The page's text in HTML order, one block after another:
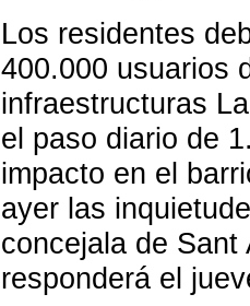
Los residentes
400.000 usuarios
infraestructuras
el paso diario de
impacto en el
ayer las
concejala de Sant
responderá el